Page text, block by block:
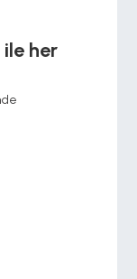
ile her